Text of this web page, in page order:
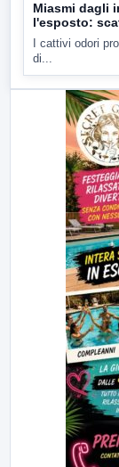
Miasmi dagli
l'esposto:
I cattivi odori
di...